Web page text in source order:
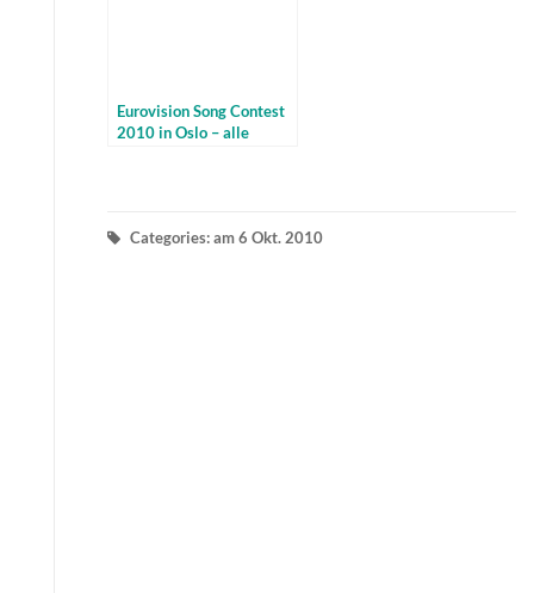
Eurovision Song Contest
2010 in Oslo – alle
Categories: am 6 Okt. 2010